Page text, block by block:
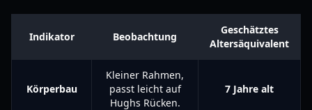
Indikator Beobachtung
Geschätztes
Altersäquivalent
Körperbau
Kleiner Rahmen,
passt leicht auf
Hughs Rücken.
7 Jahre alt